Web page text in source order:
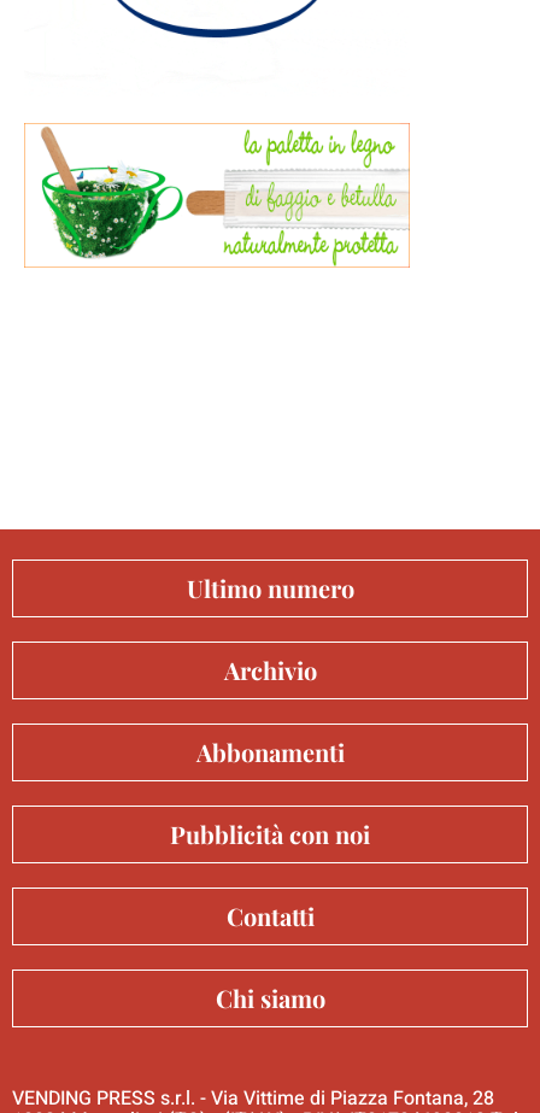
Ultimo numero
Archivio
Abbonamenti
Pubblicità con noi
Contatti
Chi siamo
VENDING PRESS s.r.l. - Via Vittime di Piazza Fontana, 28